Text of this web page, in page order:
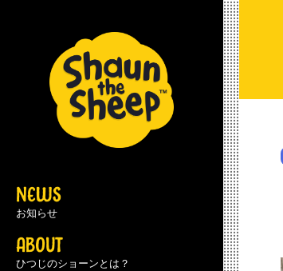
NEWS
お知らせ
ABOUT
ひつじのショーンとは？